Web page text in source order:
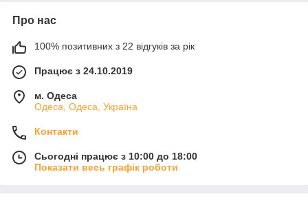
Про нас
100% позитивних з 22 відгуків за рік
Працює з 24.10.2019
м. Одеса
Одеса, Одеса, Україна
Контакти
Сьогодні працює з 10:00 до 18:00
Показати весь графік роботи